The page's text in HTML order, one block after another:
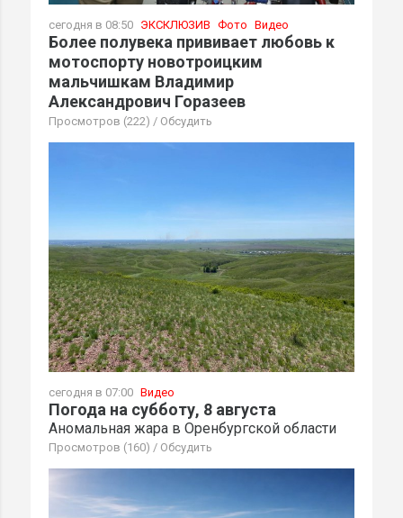
сегодня в 08:50 ЭКСКЛЮЗИВ Фото Видео
Более полувека прививает любовь к
мотоспорту новотроицким
мальчишкам Владимир
Александрович Горазеев
Просмотров (222) / Обсудить
сегодня в 07:00 Видео
Погода на субботу, 8 августа
Аномальная жара в Оренбургской области
Просмотров (160) / Обсудить